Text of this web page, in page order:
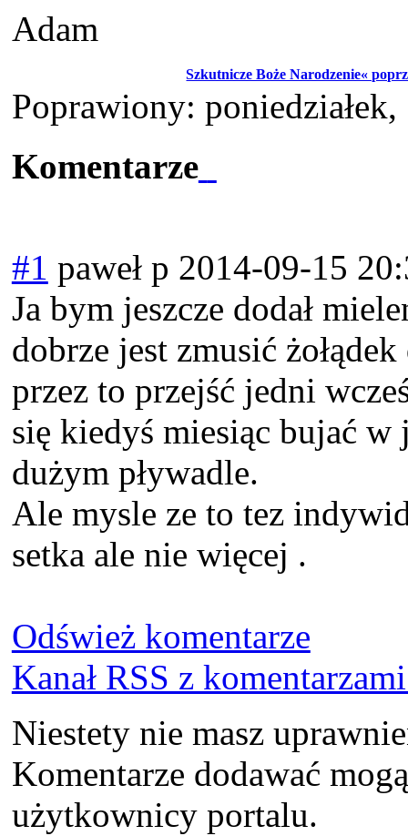
Adam
Szkutnicze Boże Narodzenie«
Poprawiony:
Komentarze
#1 paweł p 2014-09-15
Ja bym jeszcze dodał
dobrze jest zmusić
przez to przejść jedni
się kiedyś miesiąc bujać
dużym pływadle.
Ale mysle ze to tez
setka ale nie więcej .
Odśwież komentarze
Kanał RSS z
Niestety nie masz
Komentarze dodawać
użytkownicy portalu.